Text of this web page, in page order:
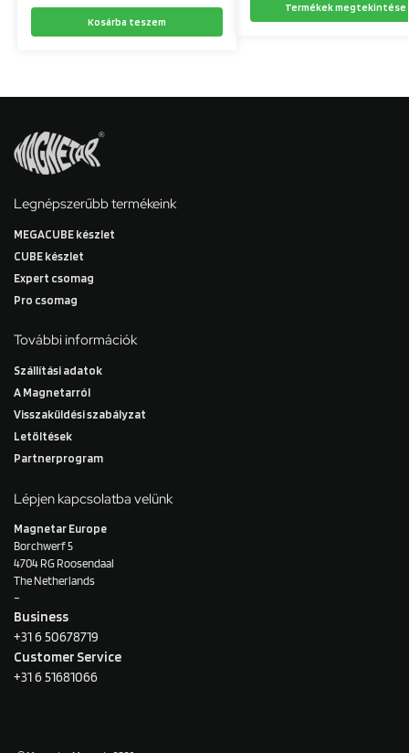
Kosárba teszem
Termékek megtekintése
Legnépszerűbb termékeink
MEGACUBE készlet
CUBE készlet
Expert csomag
Pro csomag
További információk
Szállítási adatok
A Magnetarról
Visszaküldési szabályzat
Letöltések
Partnerprogram
Lépjen kapcsolatba velünk
Magnetar Europe
Borchwerf 5
4704 RG Roosendaal
The Netherlands
–
Business
+31 6 50678719
Customer Service
+31 6 51681066